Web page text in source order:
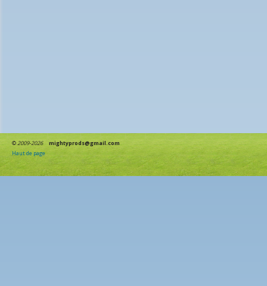
©2009-2026
mightyprods@gmail.com
Haut de page